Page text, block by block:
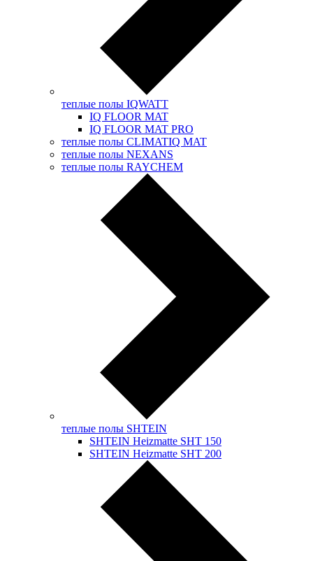
теплые полы IQWATT
IQ FLOOR MAT
IQ FLOOR MAT PRO
теплые полы CLIMATIQ MAT
теплые полы NEXANS
теплые полы RAYCHEM
теплые полы SHTEIN
SHTEIN Heizmatte SHT 150
SHTEIN Heizmatte SHT 200